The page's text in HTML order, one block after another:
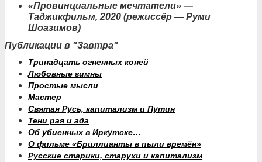
«Провинциальные мечтатели» —
Таджикфильм, 2020 (режиссёр — Руми
Шоазимов)
Публикации в "Завтра"
Тринадцать огненных коней
Любовные гимны
Простые мысли
Мастер
Святая Русь, капитализм и Путин
Тени рая и ада
Об убиенных в Иркутске…
О фильме «Бриллианты в пыли времён»
Русские старики, старухи и капитализм